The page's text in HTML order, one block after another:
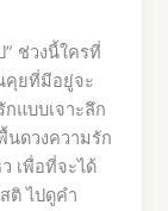
” ช่วงนี้ใครที่
คุยที่มีอยู่จะ
กแบบเจาะลึก
นดวงความรัก
เพื่อที่จะได้
ติ ไปดูคำ